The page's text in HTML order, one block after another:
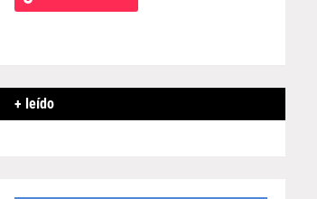
+ leído